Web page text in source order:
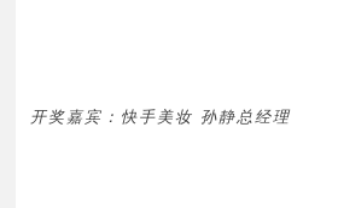
开奖嘉宾：快手美妆 孙静总经理